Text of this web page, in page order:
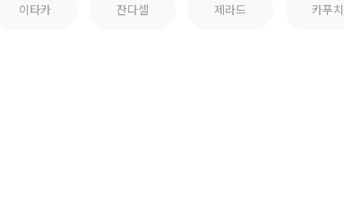
이타카 잔다셀 제라드 카푸